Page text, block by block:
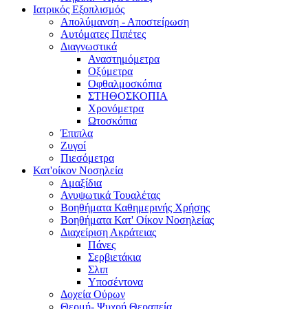
Ιατρικός Εξοπλισμός
Απολύμανση - Αποστείρωση
Αυτόματες Πιπέτες
Διαγνωστικά
Αναστημόμετρα
Οξύμετρα
Οφθαλμοσκόπια
ΣΤΗΘΟΣΚΟΠΙΑ
Χρονόμετρα
Ωτοσκόπια
Έπιπλα
Ζυγοί
Πιεσόμετρα
Κατ'οίκον Νοσηλεία
Αμαξίδια
Ανυψωτικά Τουαλέτας
Βοηθήματα Καθημερινής Χρήσης
Βοηθήματα Κατ' Οίκον Νοσηλείας
Διαχείριση Ακράτειας
Πάνες
Σερβιετάκια
Σλιπ
Υποσέντονα
Δοχεία Ούρων